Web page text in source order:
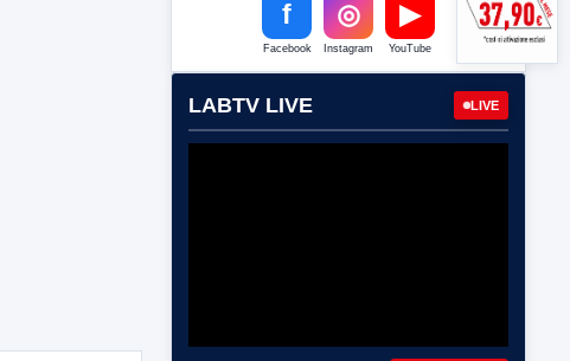
f
Facebook
◎
Instagram
▶
YouTube
LABTV LIVE LIVE